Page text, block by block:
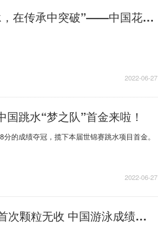
每日聚焦：“在突破中传承，在传承中突破”——中国花游“远眺”巴黎奥运会
2022-06-27
跳水“梦之队”首金来啦！
的成绩夺冠，揽下本届世锦赛跳水项目首金。
2022-06-27
每日报道：男选手19年来首次颗粒无收 中国游泳成绩退步明显